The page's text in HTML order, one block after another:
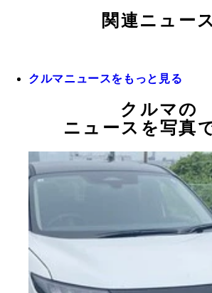
関連ニュース
クルマニュースをもっと見る
クルマの
ニュースを写真